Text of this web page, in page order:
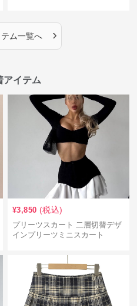
テム一覧へ ›
アイテム
¥3,850 (税込)
プリーツスカート 二層切替デザ
インプリーツミニスカート